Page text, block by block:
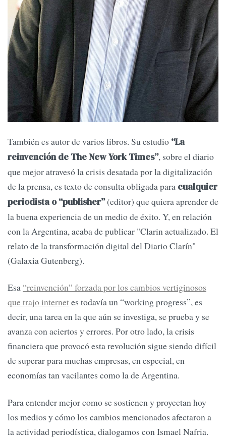
También es autor de varios libros. Su estudio “La
reinvención de The New York Times”, sobre el diario
que mejor atravesó la crisis desatada por la digitalización
de la prensa, es texto de consulta obligada para cualquier
periodista o “publisher”(editor) que quiera aprender de
la buena experiencia de un medio de éxito. Y, en relación
con la Argentina, acaba de publicar "Clarin actualizado. El
relato de la transformación digital del Diario Clarín"
(Galaxia Gutenberg).
Esa “reinvención” forzada por los cambios vertiginosos
que trajo internetes todavía un “working progress”, es
decir, una tarea en la que aún se investiga, se prueba y se
avanza con aciertos y errores. Por otro lado, la crisis
financiera que provocó esta revolución sigue siendo difícil
de superar para muchas empresas, en especial, en
economías tan vacilantes como la de Argentina.
Para entender mejor como se sostienen y proyectan hoy
los medios y cómo los cambios mencionados afectaron a
la actividad periodística, dialogamos con Ismael Nafria.